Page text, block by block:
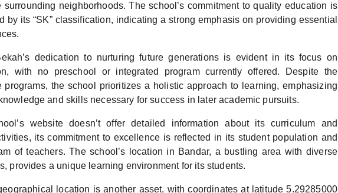
neighborhoods. The school’s commitment to quality education is
by its “SK” classification, indicating a strong emphasis on providing essential
dedication to nurturing future generations is evident in its focus on
with no preschool or integrated program currently offered. Despite the
programs, the school prioritizes a holistic approach to learning, emphasizing
and skills necessary for success in later academic pursuits.
website doesn’t offer detailed information about its curriculum and
its commitment to excellence is reflected in its student population and
of teachers. The school’s location in Bandar, a bustling area with diverse
provides a unique learning environment for its students.
location is another asset, with coordinates at latitude 5.29285000